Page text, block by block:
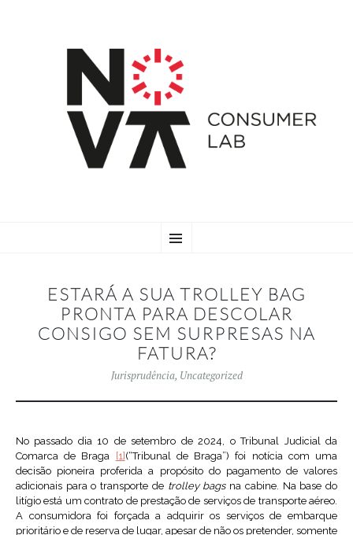
TO
ESTARÁ A SUA TROLLEY BAG
PRONTA PARA DESCOLAR
CONSIGO SEM SURPRESAS NA
FATURA?
Jurisprudência, Uncategorized
No passado dia 10 de setembro de 2024, o Tribunal Judicial da
Comarca de Braga
[1] (“Tribunal de Braga”) foi notícia com uma
decisão pioneira proferida a propósito do pagamento de valores
adicionais para o transporte de trolley bags na cabine. Na base do
litígio está um contrato de prestação de serviços de transporte aéreo.
A consumidora foi forçada a adquirir os serviços de embarque
prioritário e de reserva de lugar, apesar de não os pretender, somente